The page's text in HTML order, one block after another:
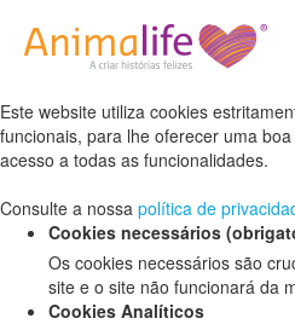
Defina as suas
para este website.
Este website utiliza cookies
funcionais, para lhe oferecer uma
acesso a todas as funcionalidades.
Consulte a nossa política de
Cookies necessários
Os cookies necessários são
site e o site não funcionará da
Cookies Analíticos